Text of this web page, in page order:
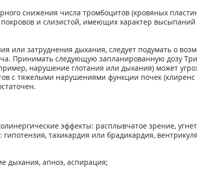
снижения числа тромбоцитов (кровяных
и слизистой, имеющих характер
или затруднения дыхания, следует подумать о
Принимать следующую запланированную дозу
нарушение глотания или дыхания) может
с тяжелыми нарушениями функции почек (клиренс
эффекты: расплывчатое зрение,
тахикардия или брадикардия,
дыхания, апноэ, аспирация;